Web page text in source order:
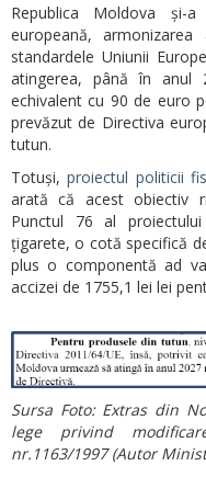
Republica Moldova și-
europeană,
standardele Uniunii
atingerea, până în anul
echivalent cu 90 de euro
prevăzut de Directiva
tutun.
Totuși,proiectul politicii
arată că acest obiectiv
Punctul 76 al
țigarete, o cotă specifică
plus o componentă ad
accizei de 1755,1 lei lei
Sursa Foto: Extras din
lege privind
nr.1163/1997 (Autor